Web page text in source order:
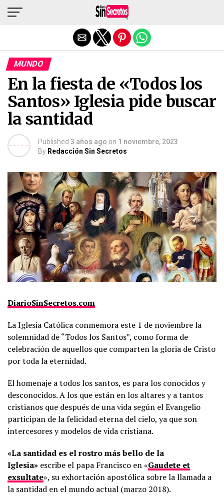
MUNDO
En la fiesta de «Todos los
Santos» Iglesia pide buscar
la santidad
Published 3 años ago on 1 noviembre, 2023
By Redacción Sin Secretos
DiarioSinSecretos.com
La Iglesia Católica conmemora este 1 de noviembre la
solemnidad de “Todos los Santos”, como forma de
celebración de aquellos que comparten la gloria de Cristo
por toda la eternidad.
El homenaje a todos los santos, es para los conocidos y
desconocidos. A los que están en los altares y a tantos
cristianos que después de una vida según el Evangelio
participan de la felicidad eterna del cielo, ya que son
intercesores y modelos de vida cristiana.
«La santidad es el rostro más bello de la
Iglesia» escribe el papa Francisco en «Gaudete et
exsultate», su exhortación apostólica sobre la llamada a
la santidad en el mundo actual (marzo 2018).
Salir de la versión móvil